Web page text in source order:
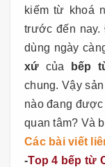
kiếm từ khoá
trước đến
dùng ngày
xứ của bếp
chung. Vậy
nào đang
quan tâm? Và
Các bài viết
-Top 4 bếp từ